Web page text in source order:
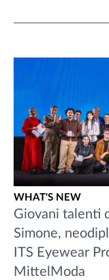
WHAT'S NEW
Giovani talenti
Simone,
ITS Eyewear
MittelModa